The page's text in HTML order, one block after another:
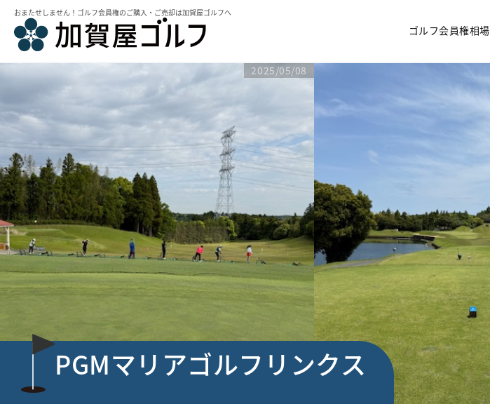
おまたせしません！ゴルフ会員権のご購⼊・ご売却は加賀屋ゴルフへ
ゴルフ会員権相場
2025/05/08
PGMマリアゴルフリンクス